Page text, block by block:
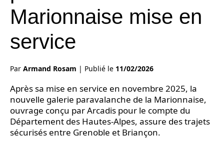
Marionnaise mise en
service
Par Armand Rosam | Publié le 11/02/2026
Après sa mise en service en novembre 2025, la
nouvelle galerie paravalanche de la Marionnaise,
ouvrage conçu par Arcadis pour le compte du
Département des Hautes-Alpes, assure des trajets
sécurisés entre Grenoble et Briançon.